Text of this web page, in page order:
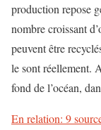
production repose
nombre croissant
peuvent être
le sont réellement.
fond de l’océan,
En relation: 9